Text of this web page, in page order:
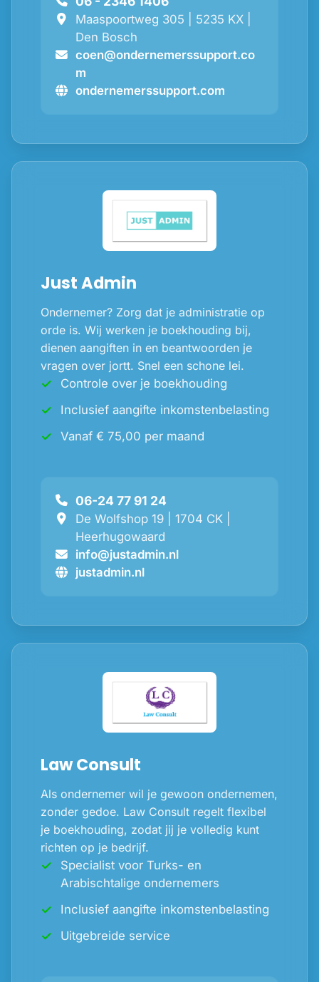
Maaspoortweg 305 | 5235 KX |
Den Bosch
coen@ondernemerssupport.co
m
ondernemerssupport.com
Just Admin
Ondernemer? Zorg dat je administratie op
orde is. Wij werken je boekhouding bij,
dienen aangiften in en beantwoorden je
vragen over jortt. Snel een schone lei.
Controle over je boekhouding
Inclusief aangifte inkomstenbelasting
Vanaf € 75,00 per maand
06-24 77 91 24
De Wolfshop 19 | 1704 CK |
Heerhugowaard
info@justadmin.nl
justadmin.nl
Law Consult
Als ondernemer wil je gewoon ondernemen,
zonder gedoe. Law Consult regelt flexibel
je boekhouding, zodat jij je volledig kunt
richten op je bedrijf.
Specialist voor Turks- en
Arabischtalige ondernemers
Inclusief aangifte inkomstenbelasting
Uitgebreide service